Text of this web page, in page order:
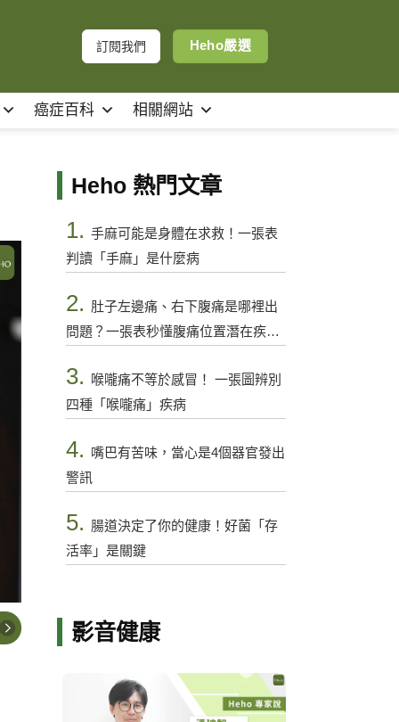
訂閱我們 Heho嚴選
癌症百科 相關網站
Heho 熱門文章
1. 手麻可能是身體在求救！一張表
判讀「手麻」是什麼病
2. 肚子左邊痛、右下腹痛是哪裡出
問題？一張表秒懂腹痛位置潛在疾病
3.
喉嚨痛不等於感冒！ 一張圖辨別
四種「喉嚨痛」疾病
4. 嘴巴有苦味，當心是4個器官發出
警訊
5. 腸道決定了你的健康！好菌「存
活率」是關鍵
影音健康